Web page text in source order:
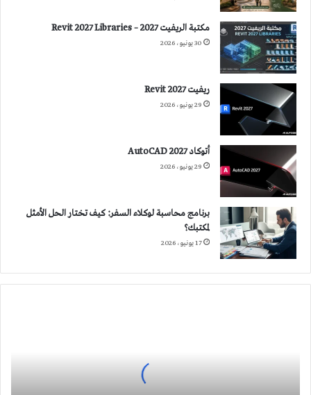
مكتبة الريفيت 2027 – Revit 2027 Libraries
30 يونيو، 2026
ريفيت 2027 Revit
29 يونيو، 2026
أتوكاد 2027 AutoCAD
29 يونيو، 2026
برنامج محاسبة لوكلاء السفر: كيف تختار الحل الأمثل
لمكتبك؟
17 يونيو، 2026